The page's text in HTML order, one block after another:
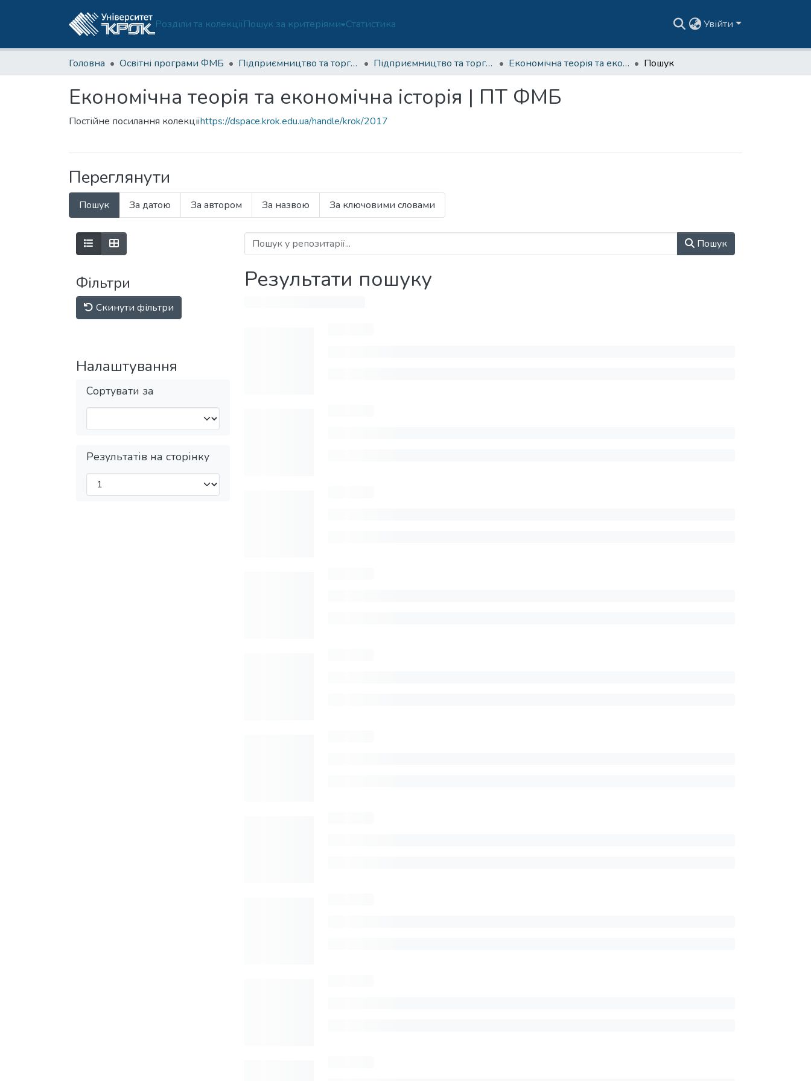
Розділи та колекціїПошук за критеріями Статистика Увійти
Головна Освітні програми ФМБ Підприємництво та торгівля (ОП 076-ФМБ) Підприємництво та торгівля (ОП 076-ФМБ)-2 курс Економічна теорія та економічна історія | ПТ ФМБ Пошук
Економічна теорія та економічна історія | ПТ ФМБ
Постійне посилання колекціїhttps://dspace.krok.edu.ua/handle/krok/2017
Переглянути
Пошук За датою За автором За назвою За ключовими словами
Фільтри
Скинути фільтри
Налаштування
Сортувати за
Результатів на сторінку
Пошук
Результати пошуку